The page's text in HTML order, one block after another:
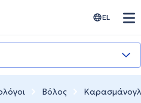
EL
Βόλος